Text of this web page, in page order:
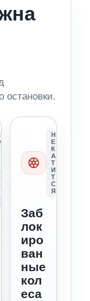
остановки.
Н
Е
К
А
Т
И
Т
С
Я
Заб
лок
иро
ван
ные
кол
еса